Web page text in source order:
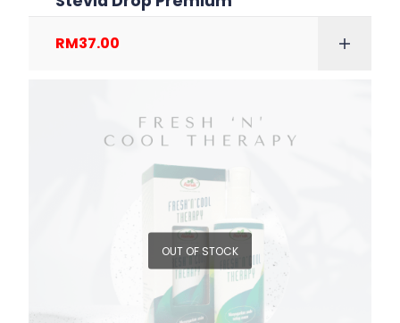
RM37.00
OUT OF STOCK